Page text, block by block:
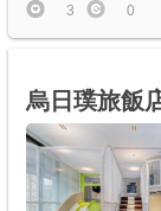
3 0
烏日璞旅飯